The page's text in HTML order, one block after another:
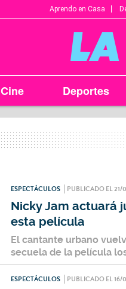
Aprendo en Casa
Cine Deportes
ESPECTÁCULOS PUBLICADO EL 21/
Nicky Jam actuará
esta película
El cantante urbano
secuela de la película
ESPECTÁCULOS PUBLICADO EL 16/